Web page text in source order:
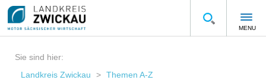
MENU
Sie sind hier:
Landkreis Zwickau
Themen A-Z